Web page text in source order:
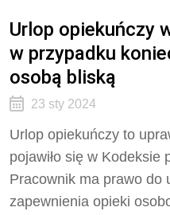
Urlop opiekuńczy
w przypadku
osobą bliską
23 sty 2024
Urlop opiekuńczy to
pojawiło się w Kodeksie
Pracownik ma prawo do
zapewnienia opieki